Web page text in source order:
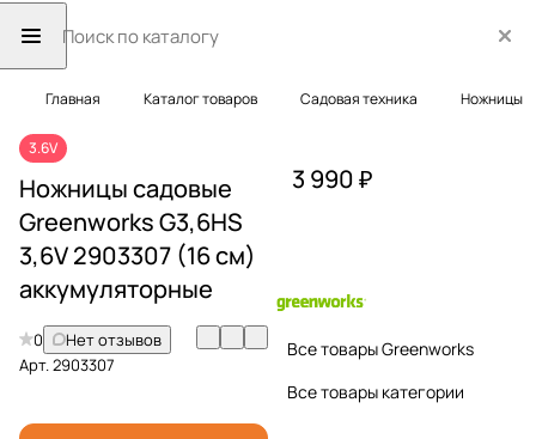
Главная Каталог товаров Садовая техника Ножницы
3.6V
Ножницы садовые
Greenworks G3,6HS
3,6V 2903307 (16 см)
аккумуляторные
0
Нет отзывов
Арт.2903307
3 990 ₽
Все товары Greenworks
Все товары категории